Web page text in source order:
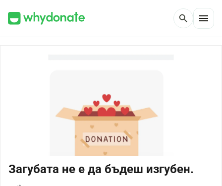
search menu
Загубата не е да бъдеш изгубен.